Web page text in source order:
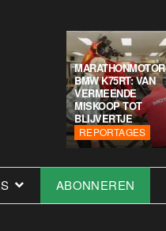
MARATHONMOTOR
BMW K75RT: VAN
VERMEENDE
MISKOOP TOT
BLIJVERTJE
REPORTAGES
ABONNEREN